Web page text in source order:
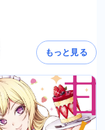
もっと見る